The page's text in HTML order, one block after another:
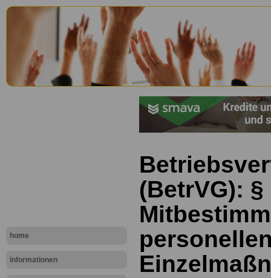
home
Informationen
(BetrVG): §